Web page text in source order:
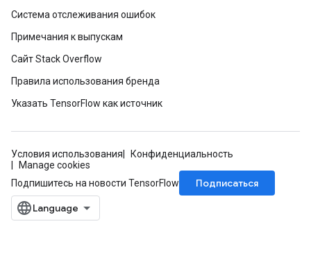
Система отслеживания ошибок
Примечания к выпускам
Сайт Stack Overflow
Правила использования бренда
Указать TensorFlow как источник
Условия использования
Конфиденциальность
Manage cookies
Подпишитесь на новости TensorFlow
Подписаться